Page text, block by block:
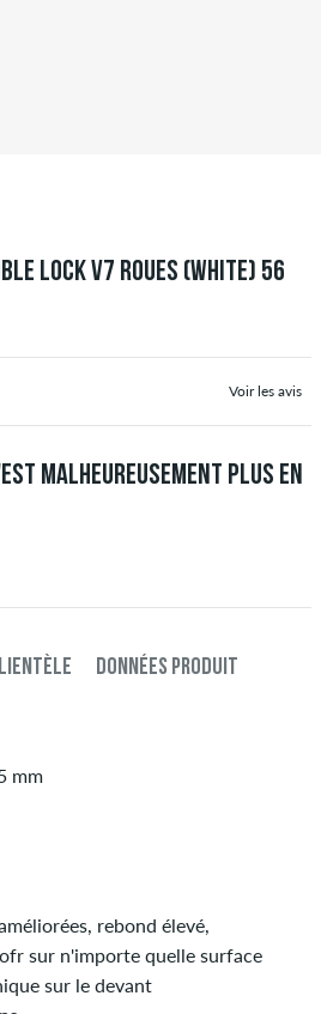
LOCK V7 ROUES (WHITE) 56
Voir les avis
MALHEUREUSEMENT PLUS EN
DONNÉES PRODUIT
mm
rebond élevé,
sur n'importe quelle surface
sur le devant